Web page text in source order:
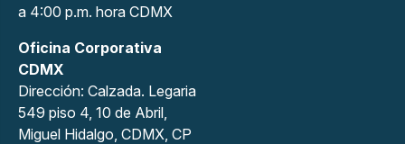
a 4:00 p.m. hora CDMX
Oficina Corporativa
CDMX
Dirección: Calzada. Legaria
549 piso 4, 10 de Abril,
Miguel Hidalgo, CDMX, CP